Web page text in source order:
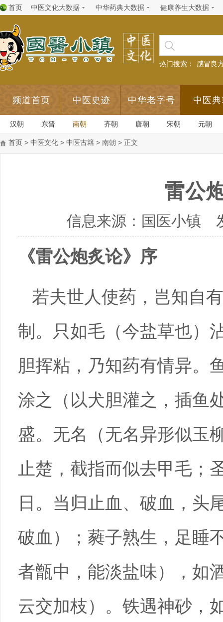
首页 中医文化大数据 中华药典大数据 健康养生大数据
热门搜索： 感冒良
频道首页 中医史迹 中华老字号 中医
汉朝 东晋 南朝 齐朝 唐朝 宋朝 元朝
首页 > 中医文化 > 中医古籍 > 南朝 > 正文
雷公
信息来源：国医小镇
《雷公炮炙论》序
若夫世人使药，岂知自
制。只如毛（今盐草也）
胆挥粘，乃知药有情异。
涂之（以犬胆灌之，插鱼
盛。无名（无名异形似玉
止楚，截指而似去甲毛；
日。当归止血、破血，头
破血）；蕤子熟生，足睡
者甑中，能淡盐味），如
云交加枝）。铁遇神砂，